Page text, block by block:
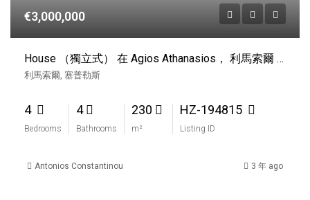
€3,000,000
House （獨立式） 在 Agios Athanasios， 利馬索爾 出售
利馬索爾, 塞普勒斯
4
Bedrooms
4
Bathrooms
230
m²
HZ-194815
Listing ID
Antonios Constantinou 3 年 ago